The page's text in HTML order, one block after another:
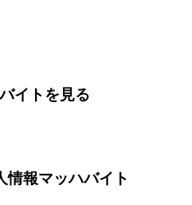
イトを見る
情報マッハバイト